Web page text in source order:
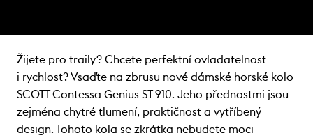
Žijete pro traily? Chcete perfektní ovladatelnost
i rychlost? Vsaďte na zbrusu nové dámské horské kolo
SCOTT Contessa Genius ST 910. Jeho přednostmi jsou
zejména chytré tlumení, praktičnost a vytříbený
design. Tohoto kola se zkrátka nebudete moci